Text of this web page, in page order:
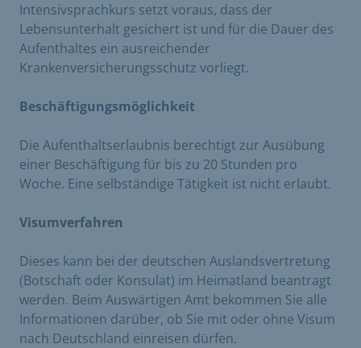
Intensivsprachkurs setzt voraus, dass der
Lebensunterhalt gesichert ist und für die Dauer des
Aufenthaltes ein ausreichender
Krankenversicherungsschutz vorliegt.
Beschäftigungsmöglichkeit
Die Aufenthaltserlaubnis berechtigt zur Ausübung
einer Beschäftigung für bis zu 20 Stunden pro
Woche. Eine selbständige Tätigkeit ist nicht erlaubt.
Visumverfahren
Dieses kann bei der deutschen Auslandsvertretung
(Botschaft oder Konsulat) im Heimatland beantragt
werden. Beim Auswärtigen Amt bekommen Sie alle
Informationen darüber, ob Sie mit oder ohne Visum
nach Deutschland einreisen dürfen.